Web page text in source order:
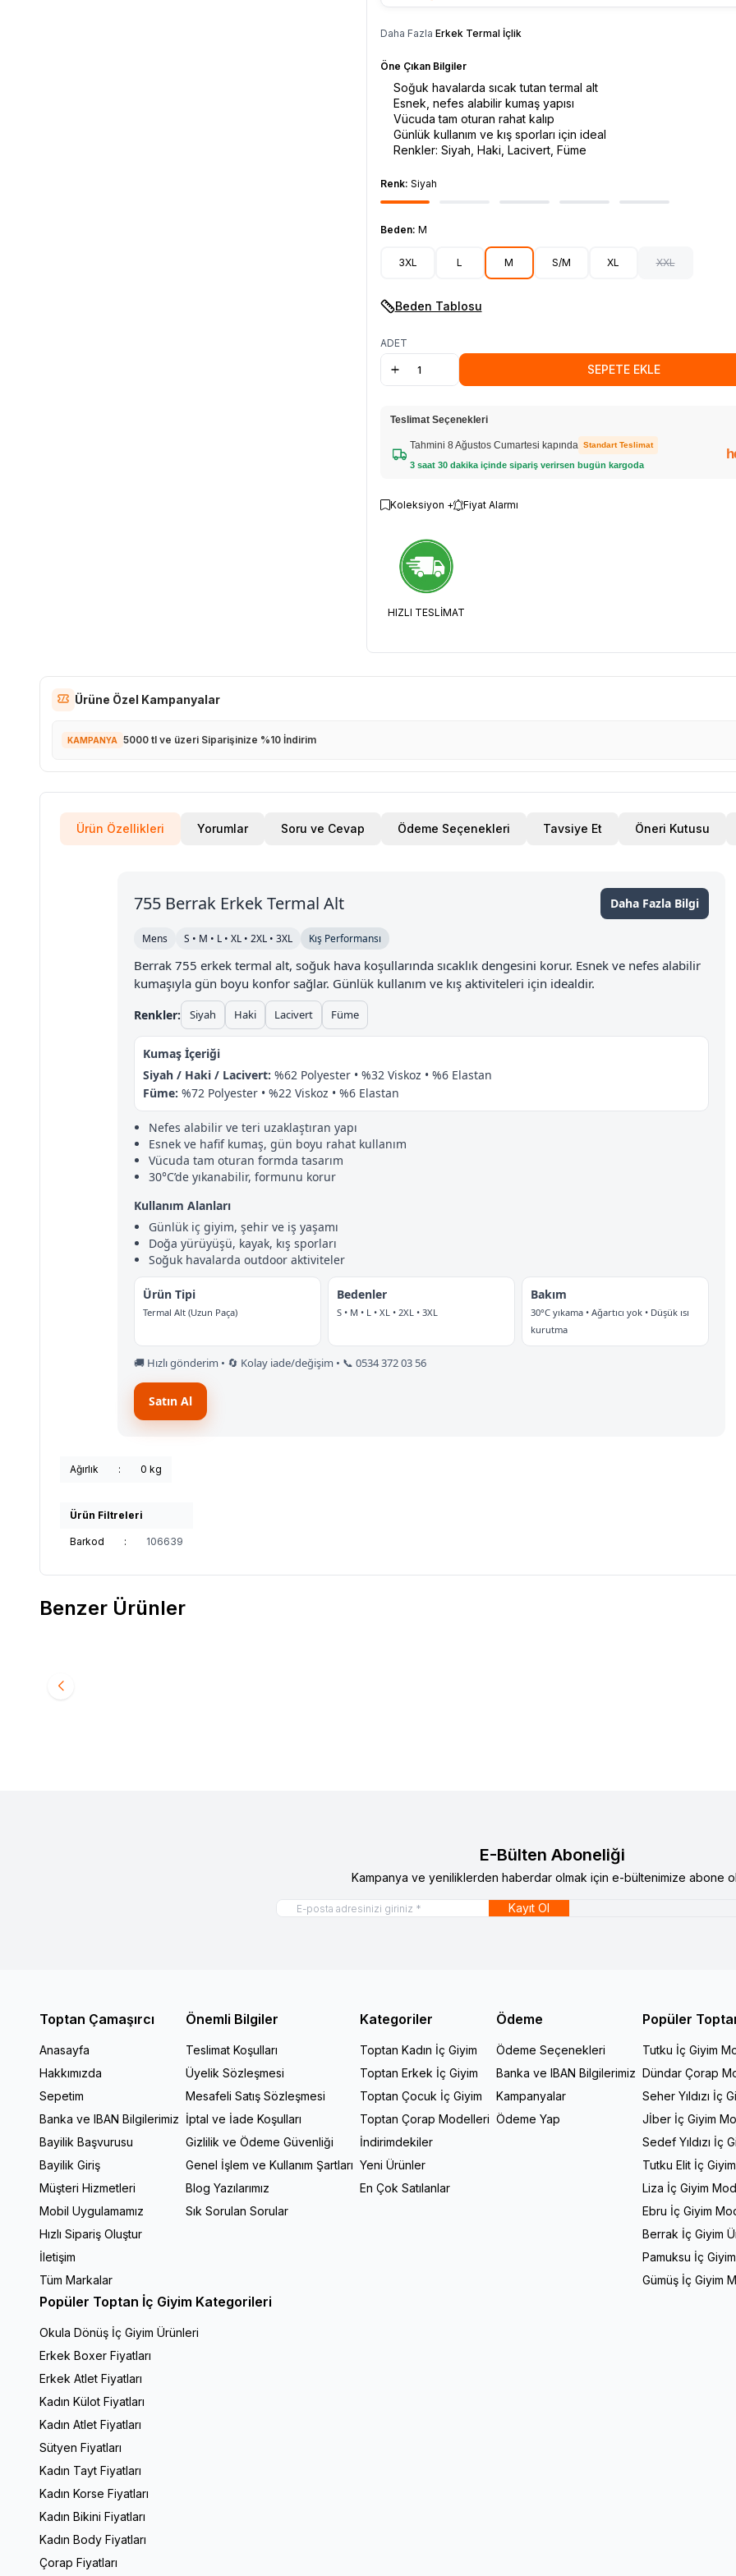
Daha Fazla Erkek Termal İçlik
Öne Çıkan Bilgiler
Soğuk havalarda sıcak tutan termal alt
Esnek, nefes alabilir kumaş yapısı
Vücuda tam oturan rahat kalıp
Günlük kullanım ve kış sporları için ideal
Renkler: Siyah, Haki, Lacivert, Füme
Renk: Siyah
Beden: M
3XL L M S/M XL XXL
Beden Tablosu
ADET
SEPETE EKLE
Teslimat Seçenekleri
Tahmini 8 Ağustos Cumartesi kapında Standart Teslimat
3 saat 30 dakika içinde sipariş verirsen bugün kargoda
Koleksiyon + Fiyat Alarmı
HIZLI TESLİMAT
Ürüne Özel Kampanyalar
KAMPANYA 5000 tl ve üzeri Siparişinize %10 İndirim
Ürün Özellikleri Yorumlar Soru ve Cevap Ödeme Seçenekleri Tavsiye Et Öneri Kutusu
755 Berrak Erkek Termal Alt Daha Fazla Bilgi
Mens S • M • L • XL • 2XL • 3XL Kış Performansı
Berrak 755 erkek termal alt, soğuk hava koşullarında sıcaklık dengesini korur. Esnek ve nefes alabilir
kumaşıyla gün boyu konfor sağlar. Günlük kullanım ve kış aktiviteleri için idealdir.
Renkler: Siyah Haki Lacivert Füme
Kumaş İçeriği
Siyah / Haki / Lacivert: %62 Polyester • %32 Viskoz • %6 Elastan
Füme: %72 Polyester • %22 Viskoz • %6 Elastan
Nefes alabilir ve teri uzaklaştıran yapı
Esnek ve hafif kumaş, gün boyu rahat kullanım
Vücuda tam oturan formda tasarım
30°C’de yıkanabilir, formunu korur
Kullanım Alanları
Günlük iç giyim, şehir ve iş yaşamı
Doğa yürüyüşü, kayak, kış sporları
Soğuk havalarda outdoor aktiviteler
Ürün Tipi
Termal Alt (Uzun Paça)
Bedenler
S • M • L • XL • 2XL • 3XL
Bakım
30°C yıkama • Ağartıcı yok • Düşük ısı
kurutma
🚚 Hızlı gönderim • 🔄 Kolay iade/değişim • 📞 0534 372 03 56
Satın Al
Ağırlık : 0 kg
Ürün Filtreleri
Barkod : 106639
Benzer Ürünler
694,85
E-Bülten Aboneliği
Kampanya ve yeniliklerden haberdar olmak için e-bültenimize abone
Kayıt Ol
Toptan Çamaşırcı
Anasayfa
Hakkımızda
Sepetim
Banka ve IBAN Bilgilerimiz
Bayilik Başvurusu
Bayilik Giriş
Müşteri Hizmetleri
Mobil Uygulamamız
Hızlı Sipariş Oluştur
İletişim
Tüm Markalar
Önemli Bilgiler
Teslimat Koşulları
Üyelik Sözleşmesi
Mesafeli Satış Sözleşmesi
İptal ve İade Koşulları
Gizlilik ve Ödeme Güvenliği
Genel İşlem ve Kullanım Şartları
Blog Yazılarımız
Sık Sorulan Sorular
Kategoriler
Toptan Kadın İç Giyim
Toptan Erkek İç Giyim
Toptan Çocuk İç Giyim
Toptan Çorap Modelleri
İndirimdekiler
Yeni Ürünler
En Çok Satılanlar
Ödeme
Ödeme Seçenekleri
Banka ve IBAN Bilgilerimiz
Kampanyalar
Ödeme Yap
Popüler
Tutku İç Giyim
Dündar Çorap
Seher Yıldızı İç
Jİber İç Giyim
Sedef Yıldızı İç
Tutku Elit İç
Liza İç Giyim
Ebru İç Giyim
Berrak İç Giyim
Pamuksu İç
Gümüş İç Giyim
Popüler Toptan İç Giyim Kategorileri
Okula Dönüş İç Giyim Ürünleri
Erkek Boxer Fiyatları
Erkek Atlet Fiyatları
Kadın Külot Fiyatları
Kadın Atlet Fiyatları
Sütyen Fiyatları
Kadın Tayt Fiyatları
Kadın Korse Fiyatları
Kadın Bikini Fiyatları
Kadın Body Fiyatları
Çorap Fiyatları